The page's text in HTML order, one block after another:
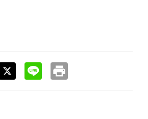
print